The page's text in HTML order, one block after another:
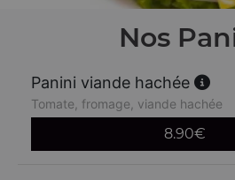
Nos
Panini viande hachée
Tomate, fromage, viande hachée
8.90€